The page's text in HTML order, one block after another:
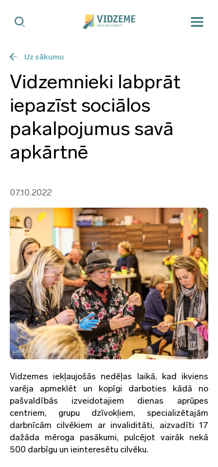
Uz sākumu
Vidzemnieki labprāt
iepazīst sociālos
pakalpojumus savā
apkārtnē
07.10.2022
Vidzemes iekļaujošās nedēļas laikā, kad ikviens
varēja apmeklēt un kopīgi darboties kādā no
pašvaldībās izveidotajiem dienas aprūpes
centriem, grupu dzīvokļiem, specializētajām
darbnīcām cilvēkiem ar invaliditāti, aizvadīti 17
dažāda mēroga pasākumi, pulcējot vairāk nekā
500 darbīgu un ieinteresētu cilvēku.